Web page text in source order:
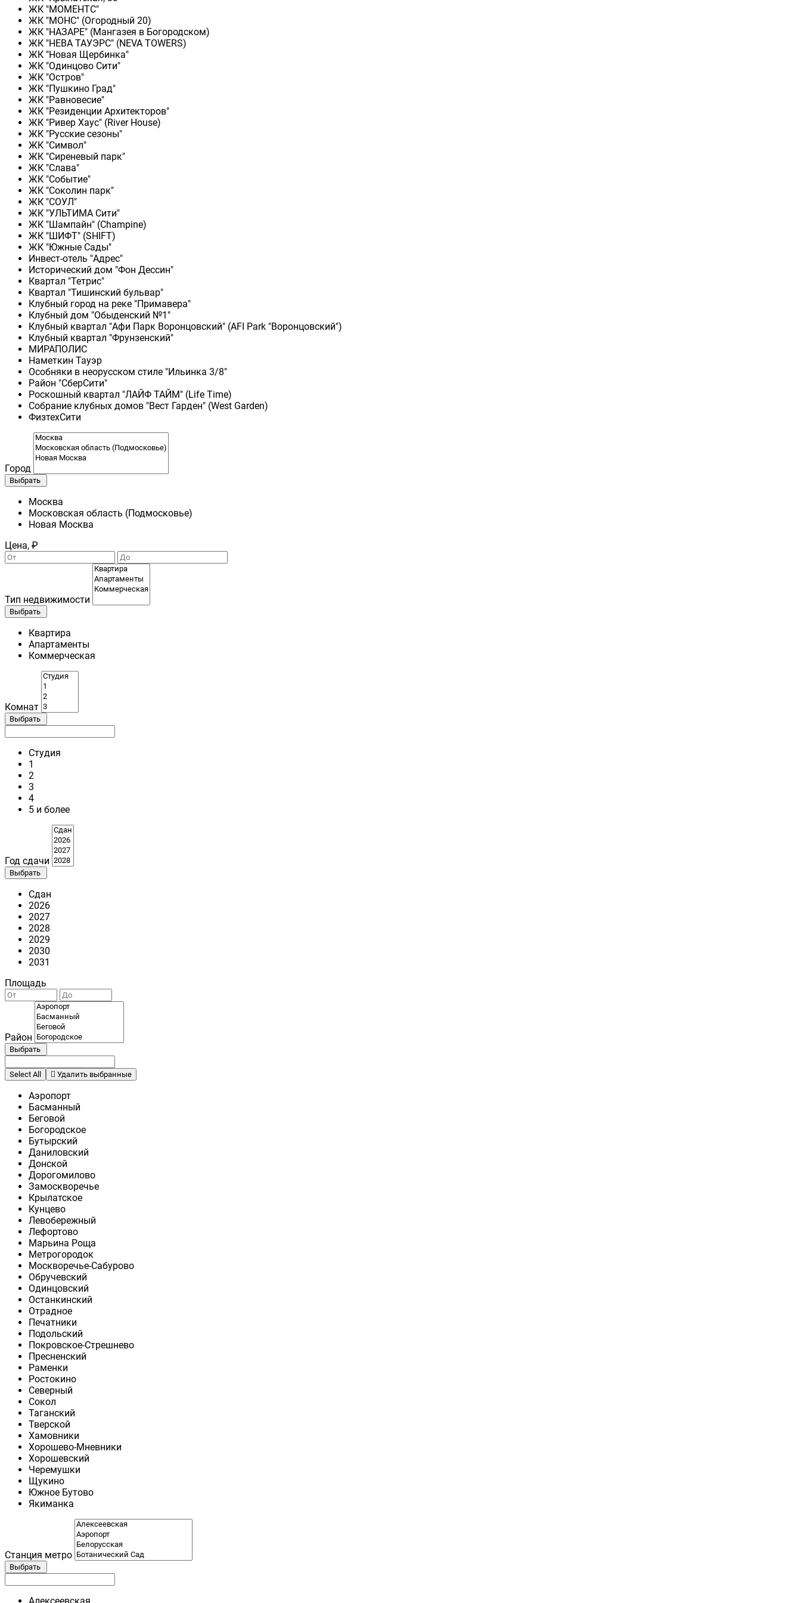
ЖК "МОМЕНТС"
ЖК "МОНС" (Огородный 20)
ЖК "НАЗАРЕ" (Мангазея в Богородском)
ЖК "НЕВА ТАУЭРС" (NEVA TOWERS)
ЖК "Новая Щербинка"
ЖК "Одинцово Сити"
ЖК "Остров"
ЖК "Пушкино Град"
ЖК "Равновесие"
ЖК "Резиденции Архитекторов"
ЖК "Ривер Хаус" (River Нouse)
ЖК "Русские сезоны"
ЖК "Символ"
ЖК "Сиреневый парк"
ЖК "Слава"
ЖК "Событие"
ЖК "Соколин парк"
ЖК "СОУЛ"
ЖК "УЛЬТИМА Сити"
ЖК "Шампайн" (Champine)
ЖК "ШИФТ" (SHIFT)
ЖК "Южные Сады"
Инвест-отель "Адрес"
Исторический дом "Фон Дессин"
Квартал "Тетрис"
Квартал "Тишинский бульвар"
Клубный город на реке "Примавера"
Клубный дом "Обыденский №1"
Клубный квартал "Афи Парк Воронцовский" (AFI Park "Воронцовский")
Клубный квартал "Фрунзенский"
МИРАПОЛИС
Наметкин Тауэр
Особняки в неорусском стиле "Ильинка 3/8"
Район "СберСити"
Роскошный квартал "ЛАЙФ ТАЙМ" (Life Time)
Собрание клубных домов "Вест Гарден" (West Garden)
ФизтехСити
Город
Выбрать
Москва
Московская область (Подмосковье)
Новая Москва
Цена, ₽
Тип недвижимости
Выбрать
Квартира
Апартаменты
Коммерческая
Комнат
Выбрать
Студия
1
2
3
4
5 и более
Год сдачи
Выбрать
Сдан
2026
2027
2028
2029
2030
2031
Площадь
Район
Выбрать
Select All Удалить выбранные
Аэропорт
Басманный
Беговой
Богородское
Бутырский
Даниловский
Донской
Дорогомилово
Замоскворечье
Крылатское
Кунцево
Левобережный
Лефортово
Марьина Роща
Метрогородок
Москворечье-Сабурово
Обручевский
Одинцовский
Останкинский
Отрадное
Печатники
Подольский
Покровское-Стрешнево
Пресненский
Раменки
Ростокино
Северный
Сокол
Таганский
Тверской
Хамовники
Хорошево-Мневники
Хорошевский
Черемушки
Щукино
Южное Бутово
Якиманка
Станция метро
Выбрать